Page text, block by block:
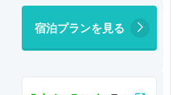
いです。宿泊プランを見る